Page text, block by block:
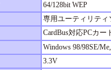
64/128bit WEP
専用ユーティリティ
CardBus対応PCカ
Windows 98/98SE/
3.3V